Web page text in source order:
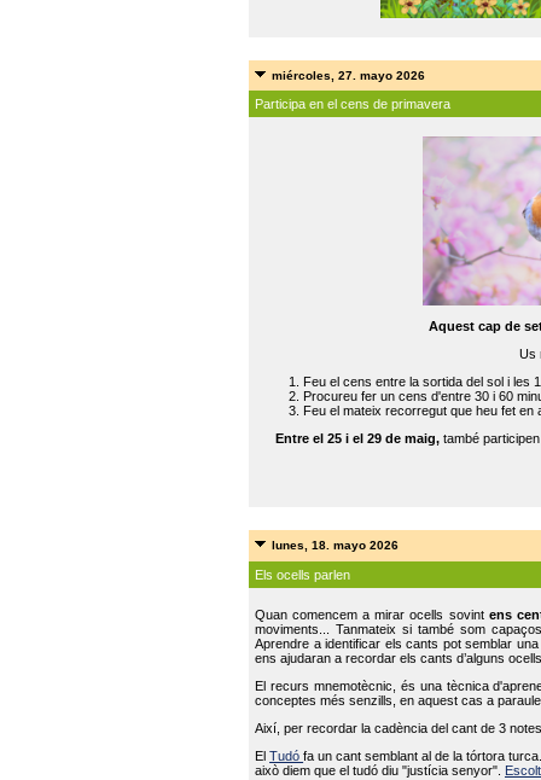
miércoles, 27. mayo 2026
Participa en el cens de primavera
Aquest cap de
Us
Feu el cens entre la sortida del sol i les
Procureu fer un cens d'entre 30 i 60
Feu el mateix recorregut que heu fet en
Entre el 25 i el 29 de maig, també
lunes, 18. mayo 2026
Els ocells parlen
Quan comencem a mirar ocells sovint ens
moviments... Tanmateix si també som
Aprendre a identificar els cants pot semblar
ens ajudaran a recordar els cants d’alguns
El recurs mnemotècnic, és una tècnica
conceptes més senzills, en aquest cas a
Així, per recordar la cadència del cant de 3
ElTudófa un cant semblant al de la tórtora
això diem que el tudó diu "justícia senyor".